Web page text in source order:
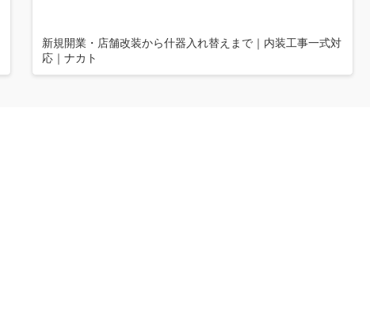
新規開業・店舗改装から什器入れ替えまで｜内装工事一式対
応｜ナカト